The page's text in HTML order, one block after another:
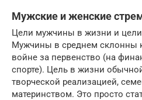
Мужские и женские
Цели мужчины в жизни и
Мужчины в среднем склонны
войне за первенство (на
спорте). Цель в жизни
творческой реализацией,
материнством. Это просто